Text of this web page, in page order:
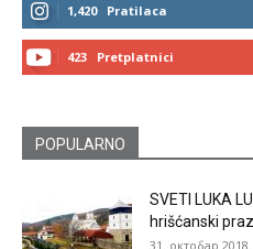
1,420 Pratilaca
423 Pretplatnici
POPULARNO
SVETI LUKA
hrišćanski
31. октобар 2018.